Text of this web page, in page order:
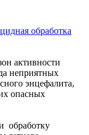
активности
неприятных
энцефалита,
опасных
обработку